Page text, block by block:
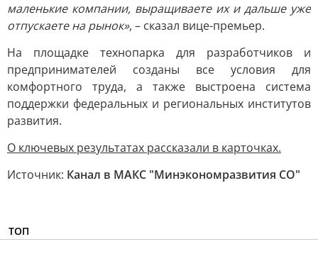
маленькие компании, выращиваете их и дальше уже
отпускаете на рынок», – сказал вице-премьер.
На площадке технопарка для разработчиков и
предпринимателей созданы все условия для
комфортного труда, а также выстроена система
поддержки федеральных и региональных институтов
развития.
О ключевых результатах рассказали в карточках.
Источник: Канал в МАКС "Минэкономразвития СО"
ТОП